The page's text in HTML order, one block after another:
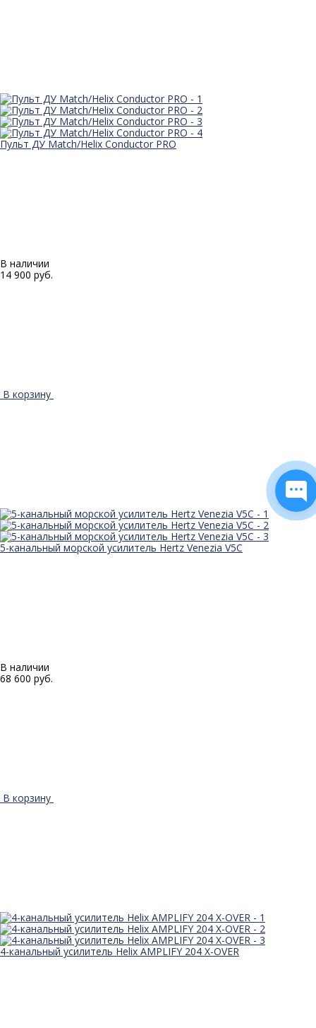
Пульт ДУ Match/Helix Conductor PRO
В наличии
14 900 руб.
В корзину
5-канальный морской усилитель Hertz Venezia V5С
В наличии
68 600 руб.
В корзину
4-канальный усилитель Helix AMPLIFY 204 X-OVER